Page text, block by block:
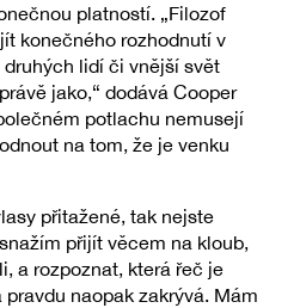
platností. „Filozof
konečného rozhodnutí v
lidí či vnější svět
jako,“ dodává Cooper
potlachu nemusejí
na tom, že je venku
přitažené, tak nejste
přijít věcem na kloub,
a rozpoznat, která řeč je
naopak zakrývá. Mám